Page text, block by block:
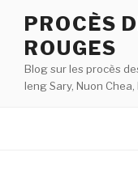
contenu
principal
PROCÈS
ROUGES
Blog sur les procès
Ieng Sary, Nuon